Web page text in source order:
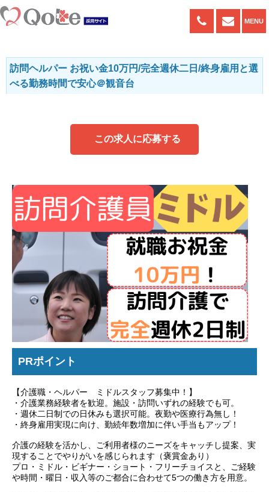
MENU
訪問ヘルパー お祝い金10万円/完全週休二日/終身雇用と選
べる勤務時間で安心＠観音台
この求人に応募する
PRポイント
【介護職・ヘルパー ミドルスタッフ募集中！】
・介護業務経験者を歓迎。施設・訪問いずれの経験でも可。
・週休二日制での日休みも選択可能。夜勤や医療行為無し！
・終身雇用実現に向け、勤続年数増加に伴い手当もアップ！
介護の経験を活かし、ご利用者様のニーズをキャッチし提案、実
現することでやりがいを感じられます（褒賞金あり）
プロ・ミドル・ビギナー・ショート・フリーチョイスと、ご経験
や時間・曜日・収入等のご都合に合わせて5つの働き方を用意。